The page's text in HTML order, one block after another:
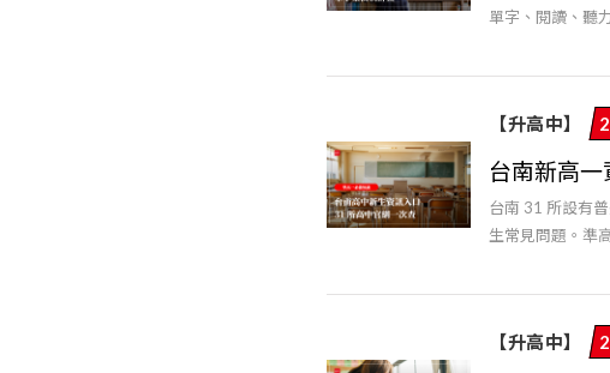
單字、閱讀、聽
【升高中】
台南新高一
台南 31 所設有
生常見問題。準
【升高中】